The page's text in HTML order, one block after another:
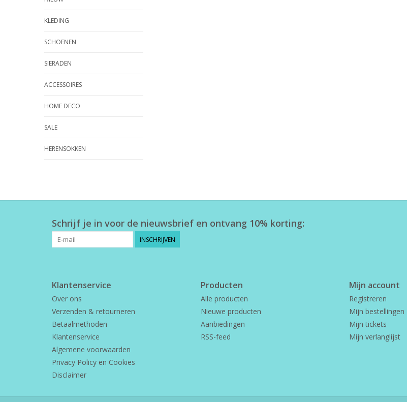
KLEDING
SCHOENEN
SIERADEN
ACCESSOIRES
HOME DECO
SALE
HERENSOKKEN
Schrijf je in voor de nieuwsbrief en ontvang 10% korting:
INSCHRIJVEN
Klantenservice
Over ons
Verzenden & retourneren
Betaalmethoden
Klantenservice
Algemene voorwaarden
Privacy Policy en Cookies
Disclaimer
Producten
Alle producten
Nieuwe producten
Aanbiedingen
RSS-feed
Mijn account
Registreren
Mijn bestellingen
Mijn tickets
Mijn verlanglijst